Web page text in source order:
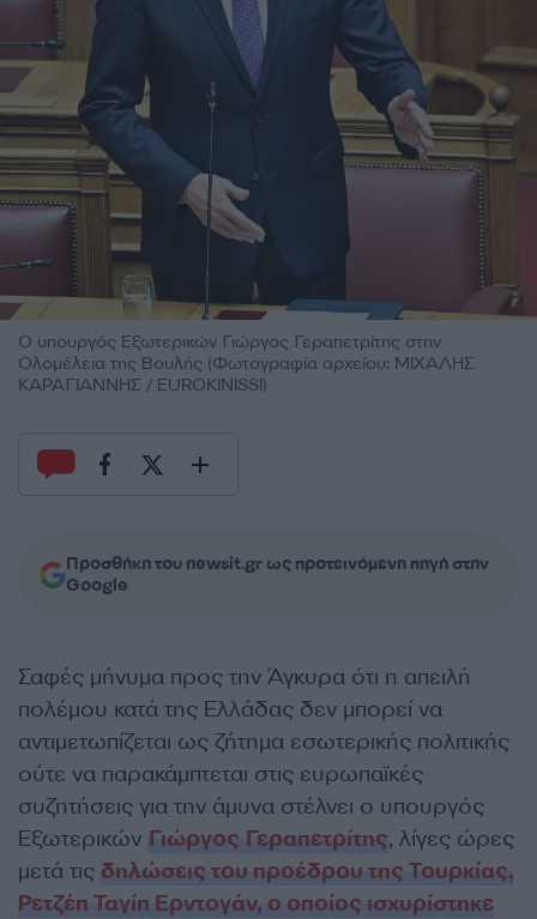
Ο υπουργός Εξωτερικών Γιώργος Γεραπετρίτης στην
Ολομέλεια της Βουλής (Φωτογραφία αρχείου: ΜΙΧΑΛΗΣ
ΚΑΡΑΓΙΑΝΝΗΣ / EUROKINISSI)
Προσθήκη του newsit.gr ως προτεινόμενη πηγή στην
Google
Σαφές μήνυμα προς την Άγκυρα ότι η απειλή
πολέμου κατά της Ελλάδας δεν μπορεί να
αντιμετωπίζεται ως ζήτημα εσωτερικής πολιτικής
ούτε να παρακάμπτεται στις ευρωπαϊκές
συζητήσεις για την άμυνα στέλνει ο υπουργός
Εξωτερικών Γιώργος Γεραπετρίτης, λίγες ώρες
μετά τις δηλώσεις του προέδρου της Τουρκίας,
Ρετζέπ Ταγίπ Ερντογάν, ο οποίος ισχυρίστηκε